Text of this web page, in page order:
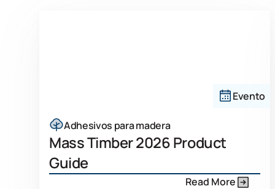
Evento
Adhesivos para madera
Mass Timber 2026 Product
Guide
Read More